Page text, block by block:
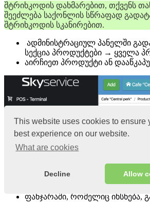
This website uses cookies to ensure
best experience on our website.
What are cookies
Decline Allow
შტრიხკოდის დახმარებით, თქვენს
შეეძლება საქონლის სწრაფად
შტრიხკოდის სკანირებით.
ადმინისტრაციულ პანელში
სექცია პროდუქტები → ყველა
აირჩიეთ პროდუქტი ან
ფანჯარაში, რომელიც იხსნება,